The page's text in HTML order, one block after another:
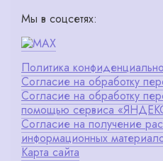
Мы в соцсетях:
Политика
Согласие на обработку
Согласие на обработку
помощью сервиса
Согласие на получение
информационных
Карта сайта